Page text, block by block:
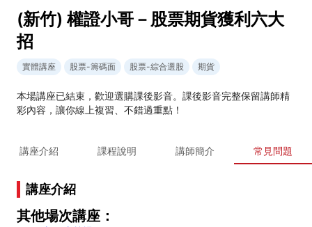
(新竹) 權證小哥－股票期貨獲利六大
招
實體講座 股票-籌碼面 股票-綜合選股 期貨
本場講座已結束，歡迎選購課後影音。課後影音完整保留講師精
彩內容，讓你線上複習、不錯過重點！
講座介紹 課程說明 講師簡介 常見問題
講座介紹
其他場次講座：